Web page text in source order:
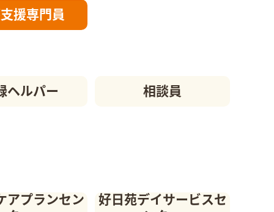
援専門員
ヘルパー 相談員
アプランセン
好日苑デイサービスセ